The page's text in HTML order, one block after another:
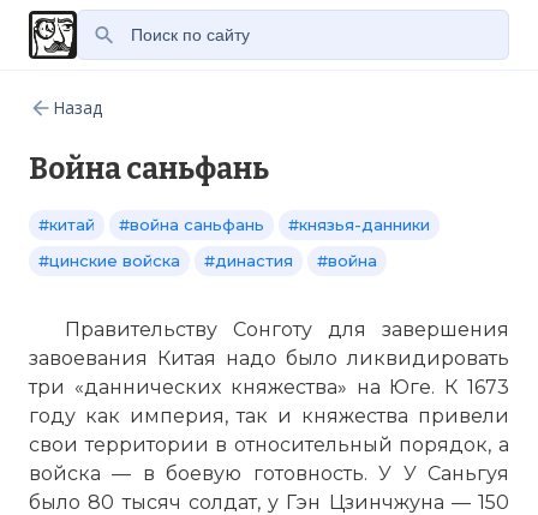
Назад
Война саньфань
#китай #война саньфань
#князья-данники
#цинские войска
#династия #война
Правительству Сонготу для завершения
завоевания Китая надо было ликвидировать
три «даннических княжества» на Юге. К 1673
году как империя, так и княжества привели
свои территории в относительный порядок, а
войска — в боевую готовность. У У Саньгуя
было 80 тысяч солдат, у Гэн Цзинчжуна — 150